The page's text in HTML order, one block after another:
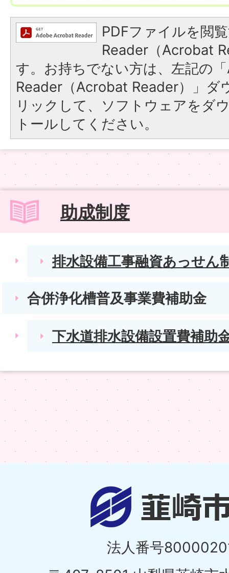
PDFファイルを閲
Reader（Acrobat
す。お持ちでない方は、左記の
Reader（Acrobat Reader）」ダ
リックして、ソフトウェアをダ
トールしてください。
助成制度
排水設備工事融資あっせん
合併浄化槽普及事業費補助金
下水道排水設備設置費補助
法人番号